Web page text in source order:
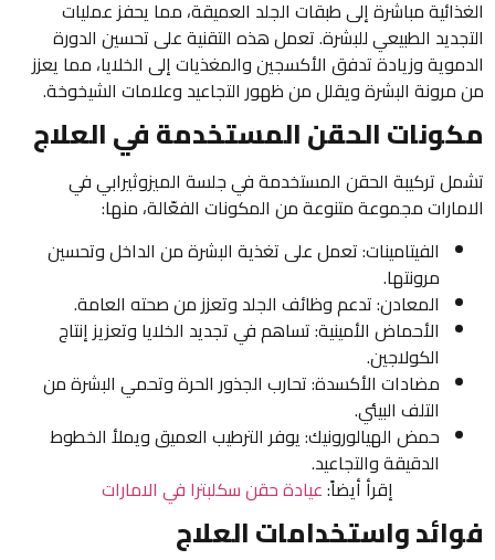
الغذائية مباشرة إلى طبقات الجلد العميقة، مما يحفز عمليات
التجديد الطبيعي للبشرة. تعمل هذه التقنية على تحسين الدورة
الدموية وزيادة تدفق الأكسجين والمغذيات إلى الخلايا، مما يعزز
من مرونة البشرة ويقلل من ظهور التجاعيد وعلامات الشيخوخة.
مكونات الحقن المستخدمة في العلاج
تشمل تركيبة الحقن المستخدمة في جلسة الميزوثيرابي في
الامارات مجموعة متنوعة من المكونات الفعّالة، منها:
الفيتامينات: تعمل على تغذية البشرة من الداخل وتحسين
مرونتها.
المعادن: تدعم وظائف الجلد وتعزز من صحته العامة.
الأحماض الأمينية: تساهم في تجديد الخلايا وتعزيز إنتاج
الكولاجين.
مضادات الأكسدة: تحارب الجذور الحرة وتحمي البشرة من
التلف البيئي.
حمض الهيالورونيك: يوفر الترطيب العميق ويملأ الخطوط
الدقيقة والتجاعيد.
إقرأ أيضاً:عيادة حقن سكلبترا في الامارات
فوائد واستخدامات العلاج